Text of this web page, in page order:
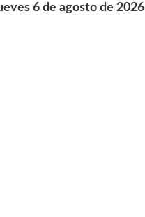
6 de agosto de 2026